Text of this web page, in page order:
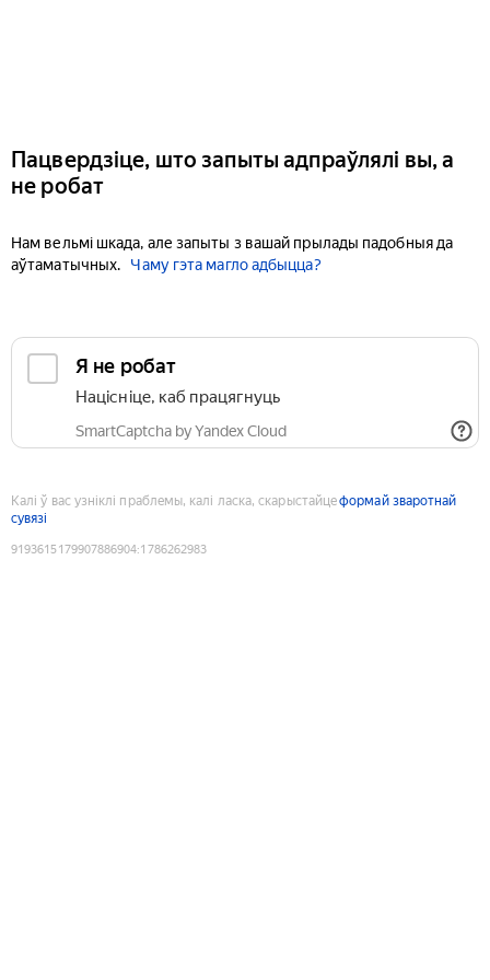
Пацвердзіце, што запыты адпраўлялі вы, а
не робат
Нам вельмі шкада, але запыты з вашай прылады падобныя да
аўтаматычных.
Чаму гэта магло адбыцца?
Я не робат
Націсніце, каб працягнуць
SmartCaptcha by Yandex Cloud
Калі ў вас узніклі праблемы, калі ласка, скарыстайцеформай зваротнай
сувязі
9193615179907886904:1786262983